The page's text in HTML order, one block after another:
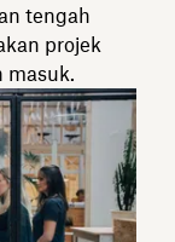
tengah
projek
masuk.